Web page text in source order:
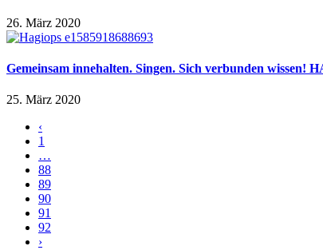
26. März 2020
Gemeinsam innehalten. Singen. Sich verbunden wissen!
25. März 2020
‹
1
…
88
89
90
91
92
›